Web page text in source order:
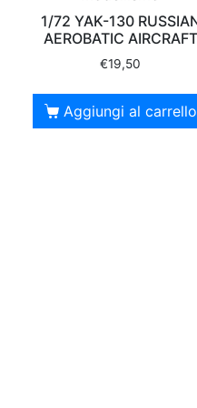
1/72 YAK-130
AEROBATIC AIRCRAFT
€19,50
Aggiungi al carrello